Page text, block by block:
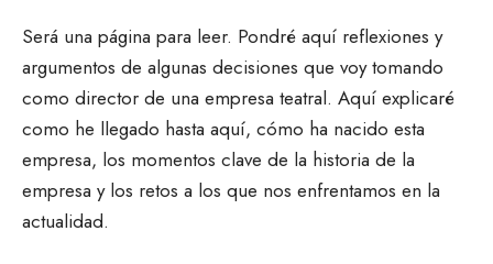
Será una página para leer. Pondré aquí reflexiones y
argumentos de algunas decisiones que voy tomando
como director de una empresa teatral. Aquí explicaré
como he llegado hasta aquí, cómo ha nacido esta
empresa, los momentos clave de la historia de la
empresa y los retos a los que nos enfrentamos en la
actualidad.